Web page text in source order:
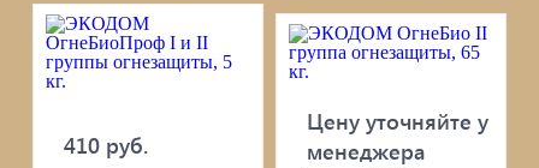
410 руб.
Цену уточняйте у
менеджера